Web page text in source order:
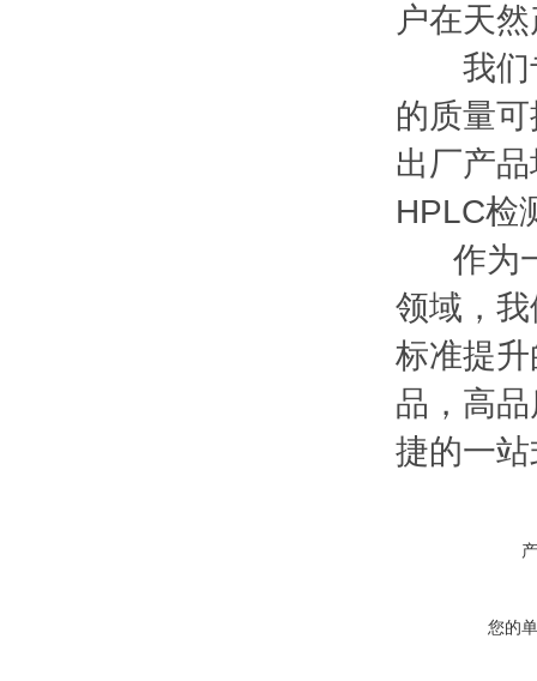
户在天
我们专
的质量
出厂产
HPLC检
作为一
领域，
标准提
品，高
捷的一
您的